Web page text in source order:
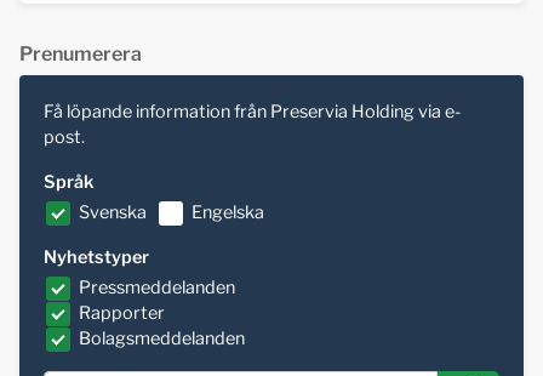
Prenumerera
Få löpande information från Preservia Holding via e-
post.
Språk
Svenska
Engelska
Nyhetstyper
Pressmeddelanden
Rapporter
Bolagsmeddelanden